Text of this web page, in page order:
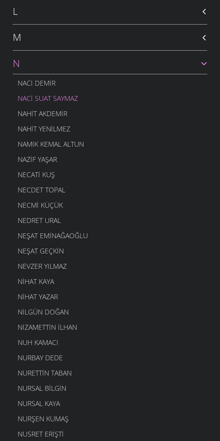
L
M
N
NACI DEMIR
NACI SUAT SAYMAZ
NAHIT AKDEMIR
NAHIT YENILMEZ
NAMIK KEMAL ALTUN
NAZIF YAŞAR
NECATI KUŞ
NECDET TOPAL
NECMI KÜÇÜK
NEDRET URAL
NEŞAT EMINAĞAOĞLU
NEŞAT GEÇKIN
NEVZER YILMAZ
NIHAT KAYA
NIHAT YAZAR
NILGÜN DOĞAN
NIZAMETTIN İLHAN
NUH KAMACI
NURBAY DEDE
NURETTIN TABAN
NURSAL BILGIN
NURSAL KAYA
NURŞEN KUMAŞ
NUSRET ERIŞTI